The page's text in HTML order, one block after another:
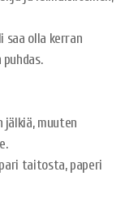
olla kerran
jälkiä, muuten
taitosta, paperi